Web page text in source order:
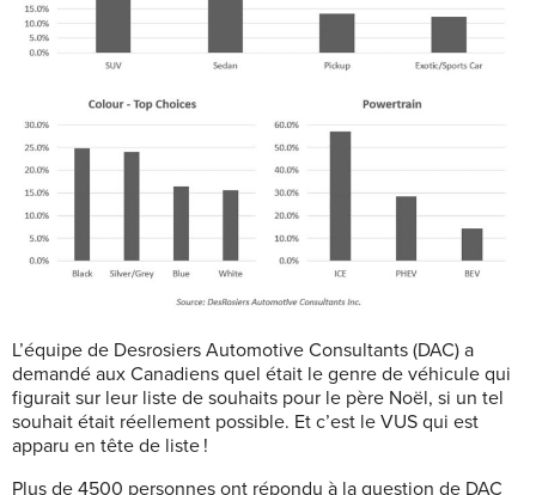
L’équipe de Desrosiers Automotive Consultants (DAC) a
demandé aux Canadiens quel était le genre de véhicule qui
figurait sur leur liste de souhaits pour le père Noël, si un tel
souhait était réellement possible. Et c’est le VUS qui est
apparu en tête de liste !
Plus de 4500 personnes ont répondu à la question de DAC